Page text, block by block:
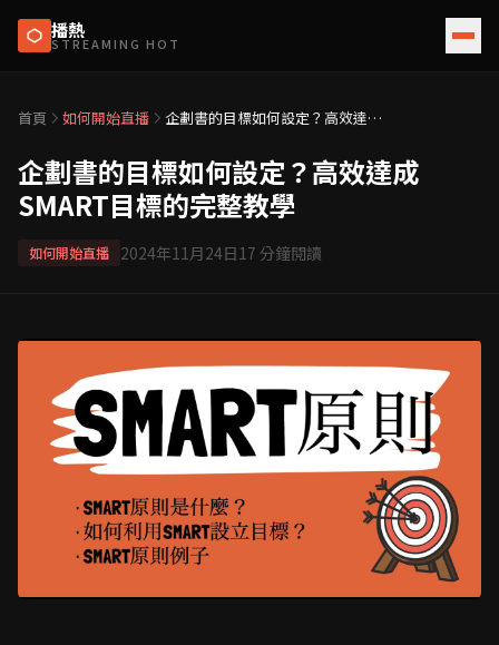
播熱
STREAMING HOT
首頁 如何開始直播
企劃書的目標如何設定？高效達成
企劃書的目標如何設定？高效達成
SMART目標的完整教學
如何開始直播 2024年11月24日17 分鐘閱讀